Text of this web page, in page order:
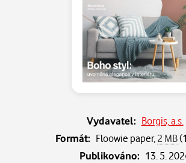
Vydavatel: Borgis, a.s.
Formát: Floowie paper, 2 MB
Publikováno: 13. 5.